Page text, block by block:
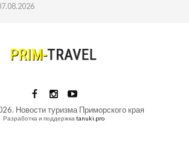
Новости туризма Приморского края
Разработка и поддержкаtanuki.pro